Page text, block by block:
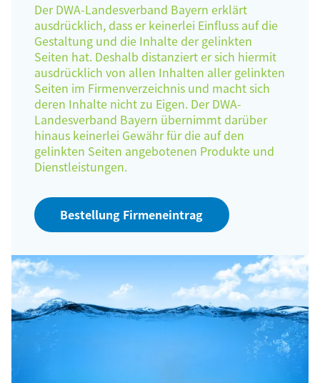
Der DWA-Landesverband Bayern erklärt
ausdrücklich, dass er keinerlei Einfluss auf die
Gestaltung und die Inhalte der gelinkten
Seiten hat. Deshalb distanziert er sich hiermit
ausdrücklich von allen Inhalten aller gelinkten
Seiten im Firmenverzeichnis und macht sich
deren Inhalte nicht zu Eigen. Der DWA-
Landesverband Bayern übernimmt darüber
hinaus keinerlei Gewähr für die auf den
gelinkten Seiten angebotenen Produkte und
Dienstleistungen.
Bestellung Firmeneintrag